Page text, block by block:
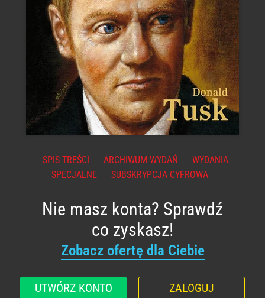
SPIS TREŚCI ARCHIWUM WYDAŃ
WYDANIA
SPECJALNE
SUBSKRYPCJA CYFROWA
Nie masz konta? Sprawdź
co zyskasz!
Zobacz ofertę dla Ciebie
UTWÓRZ KONTO ZALOGUJ